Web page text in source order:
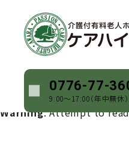
0776-77-
9:00〜17:00（年中無休）
Warning: Undefined
Warning: Attempt to
Warning : Undefined
Warning: Attempt to